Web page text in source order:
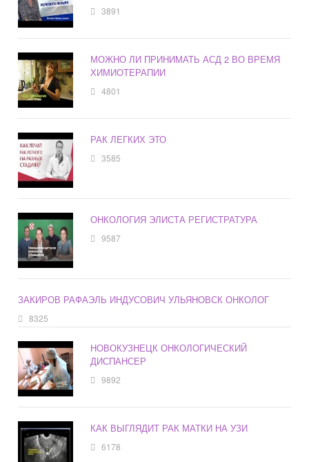
3891
МОЖНО ЛИ ПРИНИМАТЬ АСД 2 ВО ВРЕМЯ
ХИМИОТЕРАПИИ
4801
РАК ЛЕГКИХ ЭТО
3585
ОНКОЛОГИЯ ЭЛИСТА РЕГИСТРАТУРА
9587
ЗАКИРОВ РАФАЭЛЬ ИНДУСОВИЧ УЛЬЯНОВСК ОНКОЛОГ
8325
НОВОКУЗНЕЦК ОНКОЛОГИЧЕСКИЙ
ДИСПАНСЕР
9892
КАК ВЫГЛЯДИТ РАК МАТКИ НА УЗИ
6178